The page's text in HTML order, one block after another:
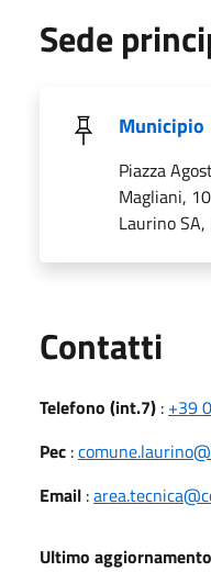
Sede
Municipio
Piazza
Magliani,
Laurino
Contatti
Telefono (int.7) : +39
Pec :
Email :
Ultimo aggiornamento